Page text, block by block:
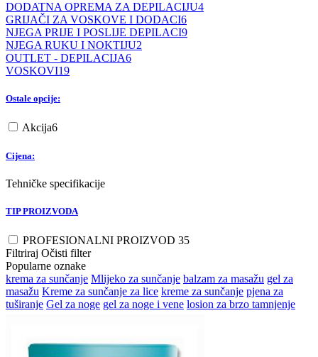
DODATNA OPREMA ZA DEPILACIJU4
GRIJAČI ZA VOSKOVE I DODACI6
NJEGA PRIJE I POSLIJE DEPILACI9
NJEGA RUKU I NOKTIJU2
OUTLET - DEPILACIJA6
VOSKOVI19
Ostale opcije:
Akcija6
Cijena:
Tehničke specifikacije
TIP PROIZVODA
PROFESIONALNI PROIZVOD 35
Filtriraj Očisti filter
Popularne oznake
krema za sunčanje Mlijeko za sunčanje balzam za masažu gel za
masažu Kreme za sunčanje za lice kreme za sunčanje pjena za
tuširanje Gel za noge gel za noge i vene losion za brzo tamnjenje